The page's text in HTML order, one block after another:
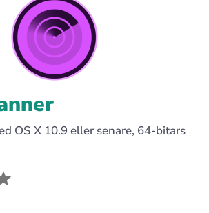
OS X 10.9 eller senare, 64-bitars